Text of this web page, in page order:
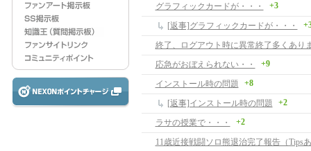
グラフィックカードが・・・ +3
[返事]グラフィックカードが・・・
終了、ログアウト時に異常終了多くあり
応急がおぼえられない・・
+9
インストール時の問題 +8
[返事]インストール時の問題 +2
ラサの授業で・・・ +2
11歳近接戦闘ソロ熊退治完了報告（Tips